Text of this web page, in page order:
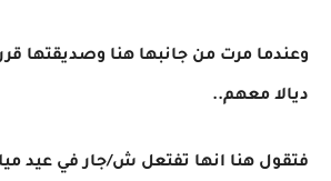
وعندما مرت من جانبها هنا وصديقتها
ديالا معهم..
فتقول هنا انها تفتعل ش/جار في عيد